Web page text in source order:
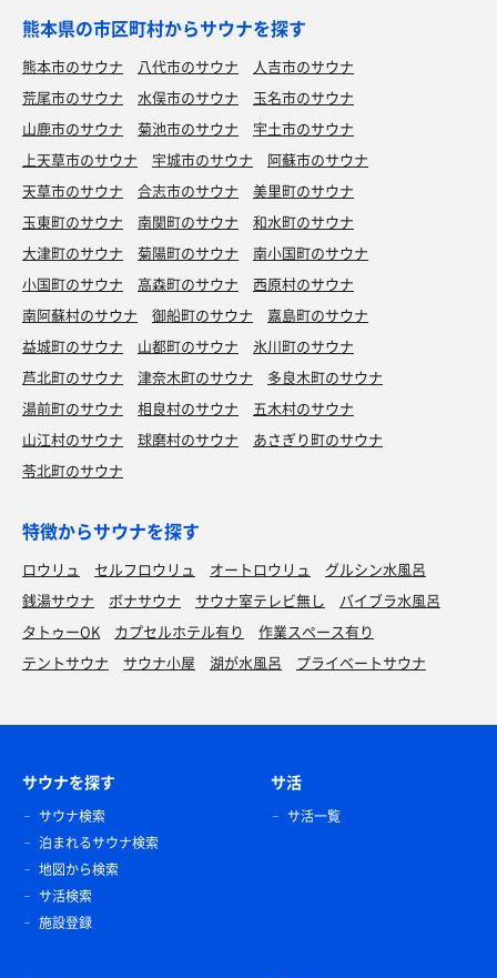
熊本県の市区町村からサウナを探す
熊本市のサウナ 八代市のサウナ
人吉市のサウナ
荒尾市のサウナ
水俣市のサウナ
玉名市のサウナ
山鹿市のサウナ
菊池市のサウナ
宇土市のサウナ
上天草市のサウナ
宇城市のサウナ
阿蘇市のサウナ
天草市のサウナ
合志市のサウナ
美里町のサウナ
玉東町のサウナ
南関町のサウナ
和水町のサウナ
大津町のサウナ
菊陽町のサウナ
南小国町のサウナ
小国町のサウナ
高森町のサウナ
西原村のサウナ
南阿蘇村のサウナ
御船町のサウナ
嘉島町のサウナ
益城町のサウナ
山都町のサウナ
氷川町のサウナ
芦北町のサウナ
津奈木町のサウナ
多良木町のサウナ
湯前町のサウナ
相良村のサウナ
五木村のサウナ
山江村のサウナ
球磨村のサウナ
あさぎり町のサウナ
苓北町のサウナ
特徴からサウナを探す
ロウリュ セルフロウリュ オートロウリュ
グルシン水風呂
銭湯サウナ
ボナサウナ サウナ室テレビ無し
バイブラ水風呂
タトゥーOK
カプセルホテル有り
作業スペース有り
テントサウナ
サウナ小屋 湖が水風呂 プライベートサウナ
サウナを探す
サウナ検索
泊まれるサウナ検索
地図から検索
サ活検索
施設登録
サ活
サ活一覧